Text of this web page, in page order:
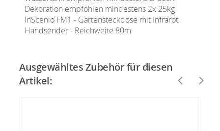
Dekoration empfohlen mindestens 2x 25kg
InScenio FM1 - Gartensteckdose mit Infrarot
Handsender - Reichweite 80m
Ausgewähltes Zubehör für diesen
Artikel: